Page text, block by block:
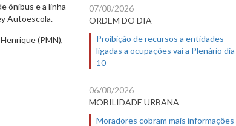
ônibus e a linha
Autoescola.
(PMN),
07/08/2026
ORDEM DO DIA
Proibição de recursos a entidades
ligadas a ocupações vai a Plenário dia
10
06/08/2026
MOBILIDADE URBANA
Moradores cobram mais informações